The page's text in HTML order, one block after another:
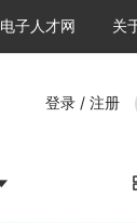
电子人才网 关
登录 / 注册